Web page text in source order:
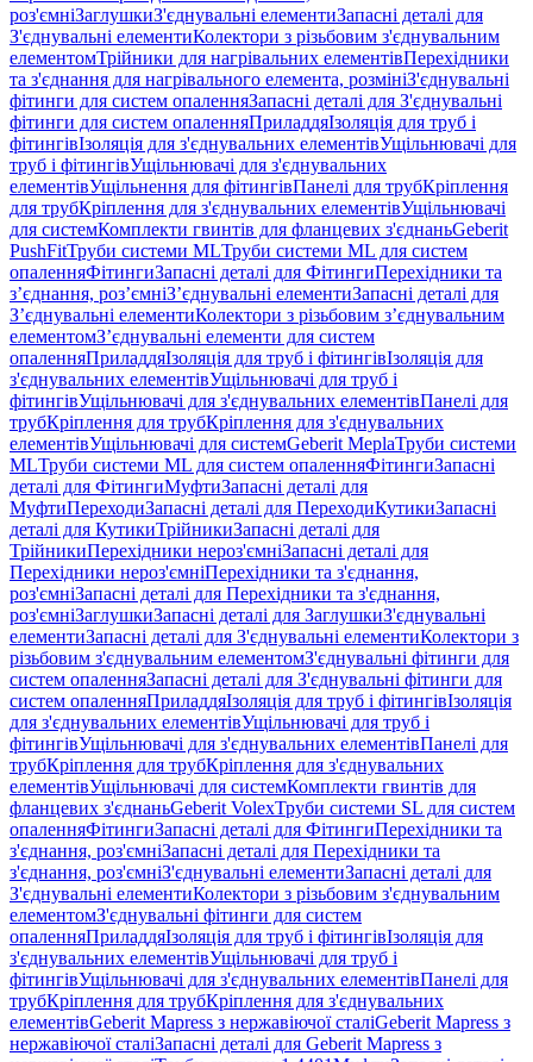
роз'ємніЗаглушкиЗ'єднувальні елементиЗапасні деталі для
З'єднувальні елементиКолектори з різьбовим з'єднувальним
елементомТрійники для нагрівальних елементівПерехідники
та з'єднання для нагрівального елемента, розмініЗ'єднувальні
фітинги для систем опаленняЗапасні деталі для З'єднувальні
фітинги для систем опаленняПриладдяІзоляція для труб і
фітингівІзоляція для з'єднувальних елементівУщільнювачі для
труб і фітингівУщільнювачі для з'єднувальних
елементівУщільнення для фітингівПанелі для трубКріплення
для трубКріплення для з'єднувальних елементівУщільнювачі
для системКомплекти гвинтів для фланцевих з'єднаньGeberit
PushFitТруби системи MLТруби системи ML для систем
опаленняФітингиЗапасні деталі для ФітингиПерехідники та
з’єднання, роз’ємніЗ’єднувальні елементиЗапасні деталі для
З’єднувальні елементиКолектори з різьбовим з’єднувальним
елементомЗ’єднувальні елементи для систем
опаленняПриладдяІзоляція для труб і фітингівІзоляція для
з'єднувальних елементівУщільнювачі для труб і
фітингівУщільнювачі для з'єднувальних елементівПанелі для
трубКріплення для трубКріплення для з'єднувальних
елементівУщільнювачі для системGeberit MeplaТруби системи
MLТруби системи ML для систем опаленняФітингиЗапасні
деталі для ФітингиМуфтиЗапасні деталі для
МуфтиПереходиЗапасні деталі для ПереходиКутикиЗапасні
деталі для КутикиТрійникиЗапасні деталі для
ТрійникиПерехідники нероз'ємніЗапасні деталі для
Перехідники нероз'ємніПерехідники та з'єднання,
роз'ємніЗапасні деталі для Перехідники та з'єднання,
роз'ємніЗаглушкиЗапасні деталі для ЗаглушкиЗ'єднувальні
елементиЗапасні деталі для З'єднувальні елементиКолектори з
різьбовим з'єднувальним елементомЗ'єднувальні фітинги для
систем опаленняЗапасні деталі для З'єднувальні фітинги для
систем опаленняПриладдяІзоляція для труб і фітингівІзоляція
для з'єднувальних елементівУщільнювачі для труб і
фітингівУщільнювачі для з'єднувальних елементівПанелі для
трубКріплення для трубКріплення для з'єднувальних
елементівУщільнювачі для системКомплекти гвинтів для
фланцевих з'єднаньGeberit VolexТруби системи SL для систем
опаленняФітингиЗапасні деталі для ФітингиПерехідники та
з'єднання, роз'ємніЗапасні деталі для Перехідники та
з'єднання, роз'ємніЗ'єднувальні елементиЗапасні деталі для
З'єднувальні елементиКолектори з різьбовим з'єднувальним
елементомЗ'єднувальні фітинги для систем
опаленняПриладдяІзоляція для труб і фітингівІзоляція для
з'єднувальних елементівУщільнювачі для труб і
фітингівУщільнювачі для з'єднувальних елементівПанелі для
трубКріплення для трубКріплення для з'єднувальних
елементівGeberit Mapress з нержавіючої сталіGeberit Mapress з
нержавіючої сталіЗапасні деталі для Geberit Mapress з